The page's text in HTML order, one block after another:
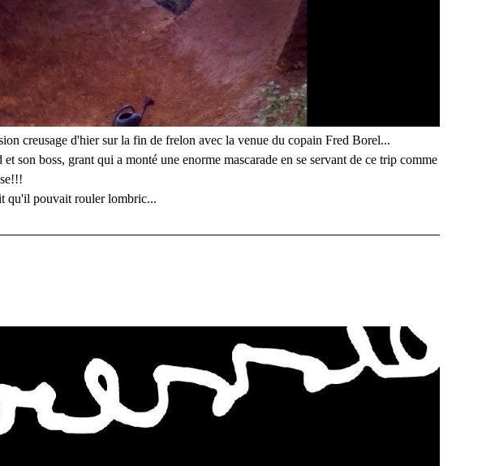
creusage d'hier sur la fin de frelon avec la venue du copain Fred Borel...
et son boss, grant qui a monté une enorme mascarade en se servant de ce trip comme
qu'il pouvait rouler lombric...